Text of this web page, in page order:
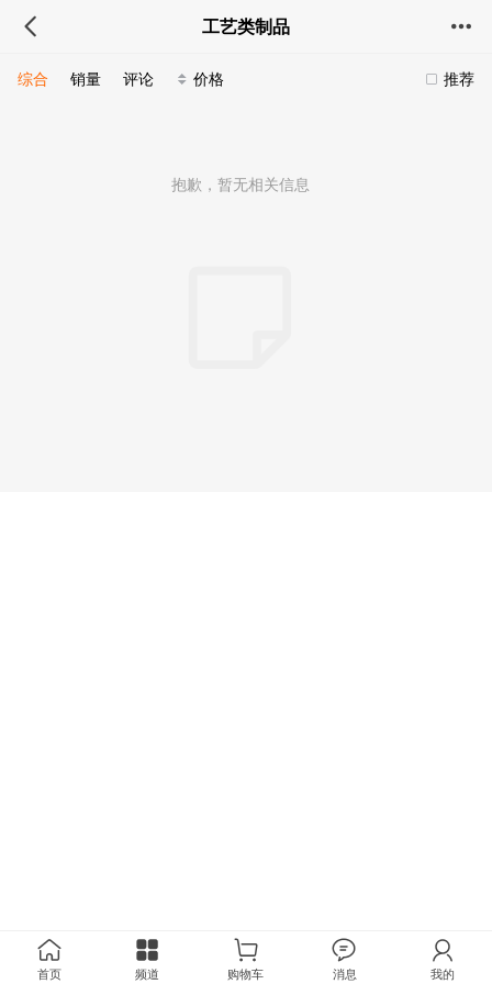
工艺类制品
推荐
综合 销量 评论 价格
抱歉，暂无相关信息
首页 频道 购物车 消息 我的